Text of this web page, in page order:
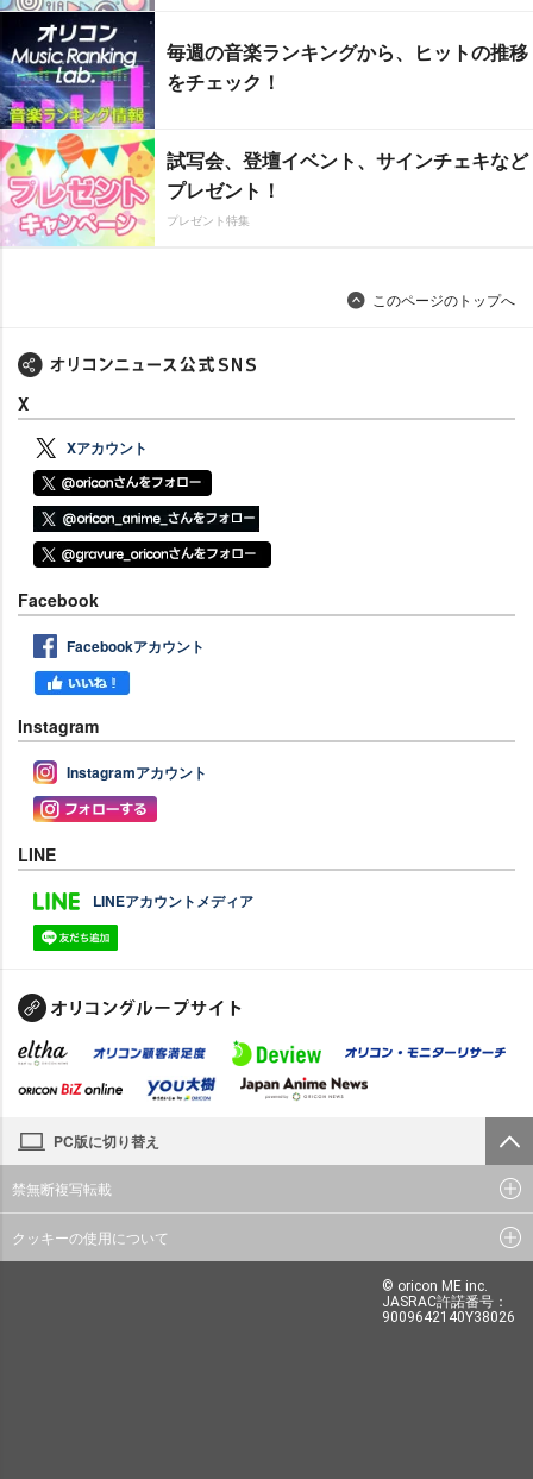
毎週の音楽ランキングから、ヒットの推移
をチェック！
試写会、登壇イベント、サインチェキなど
プレゼント！
プレゼント特集
このページのトップへ
X
Xアカウント
Facebook
Facebookアカウント
Instagram
Instagramアカウント
LINE
LINEアカウントメディア
PC版に切り替え
禁無断複写転載
クッキーの使用について
© oricon ME inc.
JASRAC許諾番号：
9009642140Y38026